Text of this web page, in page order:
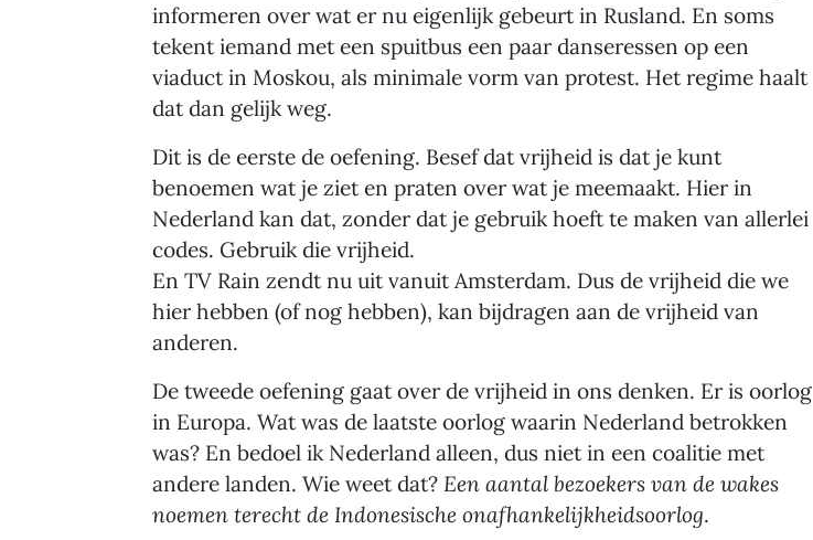
informeren over wat er nu eigenlijk gebeurt in Rusland. En soms
tekent iemand met een spuitbus een paar danseressen op een
viaduct in Moskou, als minimale vorm van protest. Het regime haalt
dat dan gelijk weg.
Dit is de eerste de oefening. Besef dat vrijheid is dat je kunt
benoemen wat je ziet en praten over wat je meemaakt. Hier in
Nederland kan dat, zonder dat je gebruik hoeft te maken van allerlei
codes. Gebruik die vrijheid.
En TV Rain zendt nu uit vanuit Amsterdam. Dus de vrijheid die we
hier hebben (of nog hebben), kan bijdragen aan de vrijheid van
anderen.
De tweede oefening gaat over de vrijheid in ons denken. Er is oorlog
in Europa. Wat was de laatste oorlog waarin Nederland betrokken
was? En bedoel ik Nederland alleen, dus niet in een coalitie met
andere landen. Wie weet dat? Een aantal bezoekers van de wakes
noemen terecht de Indonesische onafhankelijkheidsoorlog.